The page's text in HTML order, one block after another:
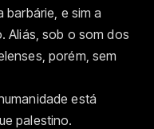
barbárie, e sim a
Aliás, sob o som dos
porém, sem
está
palestino.